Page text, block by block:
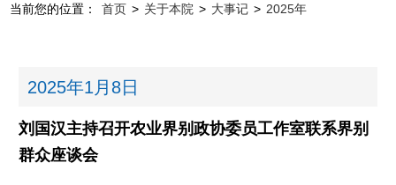
当前您的位置： 首页 > 关于本院 > 大事记 > 2025年
2025年1月8日
刘国汉主持召开农业界别政协委员工作室联系界别
群众座谈会